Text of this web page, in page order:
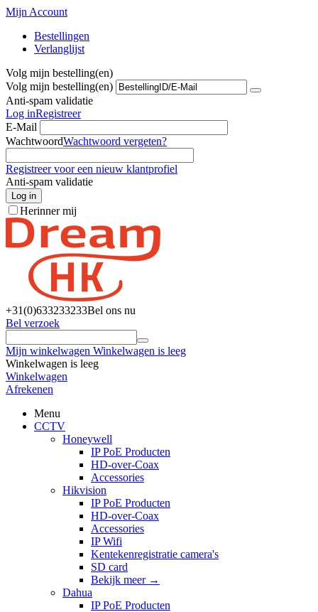
Mijn Account
Bestellingen
Verlanglijst
Volg mijn bestelling(en)
Volg mijn bestelling(en)
Anti-spam validatie
Log inRegistreer
E-Mail
WachtwoordWachtwoord vergeten?
Registreer voor een nieuw klantprofiel
Anti-spam validatie
Log in
Herinner mij
+31(0)633233233Bel ons nu
Bel verzoek
Mijn winkelwagen Winkelwagen is leeg
Winkelwagen is leeg
Winkelwagen
Afrekenen
Menu
CCTV
Honeywell
IP PoE Producten
HD-over-Coax
Accessories
Hikvision
IP PoE Producten
HD-over-Coax
Accessories
IP Wifi
Kentekenregistratie camera's
SD card
Bekijk meer →
Dahua
IP PoE Producten